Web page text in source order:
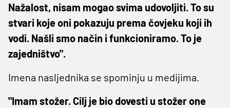
Nažalost, nisam mogao svima udovoljiti. To su
stvari koje oni pokazuju prema čovjeku koji ih
vodi. Našli smo način i funkcioniramo. To je
zajedništvo".
Imena nasljednika se spominju u medijima.
"Imam stožer. Cilj je bio dovesti u stožer one